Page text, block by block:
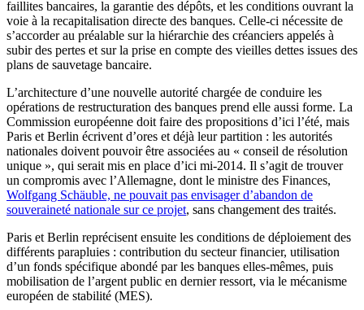
faillites bancaires, la garantie des dépôts, et les conditions ouvrant la
voie à la recapitalisation directe des banques. Celle-ci nécessite de
s’accorder au préalable sur la hiérarchie des créanciers appelés à
subir des pertes et sur la prise en compte des vieilles dettes issues des
plans de sauvetage bancaire.
L’architecture d’une nouvelle autorité chargée de conduire les
opérations de restructuration des banques prend elle aussi forme. La
Commission européenne doit faire des propositions d’ici l’été, mais
Paris et Berlin écrivent d’ores et déjà leur partition : les autorités
nationales doivent pouvoir être associées au « conseil de résolution
unique », qui serait mis en place d’ici mi-2014. Il s’agit de trouver
un compromis avec l’Allemagne, dont le ministre des Finances,
Wolfgang Schäuble, ne pouvait pas envisager d’abandon de
souveraineté nationale sur ce projet, sans changement des traités.
Paris et Berlin reprécisent ensuite les conditions de déploiement des
différents parapluies : contribution du secteur financier, utilisation
d’un fonds spécifique abondé par les banques elles-mêmes, puis
mobilisation de l’argent public en dernier ressort, via le mécanisme
européen de stabilité (MES).